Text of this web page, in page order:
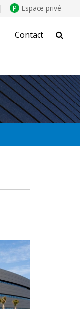
| P Espace privé
Contact
CHERCHER